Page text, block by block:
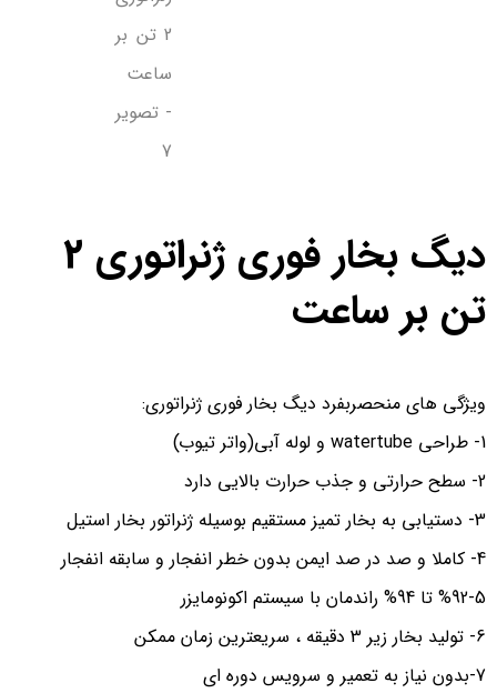
دیگ بخار فوری ژنراتوری 2
تن بر ساعت
ویژگی های منحصربفرد دیگ بخار فوری ژنراتوری:
1- طراحی watertube و لوله آبی(واتر تیوب)
2- سطح حرارتی و جذب حرارت بالایی دارد
3- دستیابی به بخار تمیز مستقیم بوسیله ژنراتور بخار استیل
4- کاملا و صد در صد ایمن بدون خطر انفجار و سابقه انفجار
5-%92 تا 94% راندمان با سیستم اکونومایزر
6- تولید بخار زیر 3 دقیقه ، سریعترین زمان ممکن
7-بدون نیاز به تعمیر و سرویس دوره ای